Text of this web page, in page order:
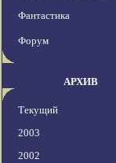
Фантастика
Форум
АРХИВ
Текущий
2003
2002